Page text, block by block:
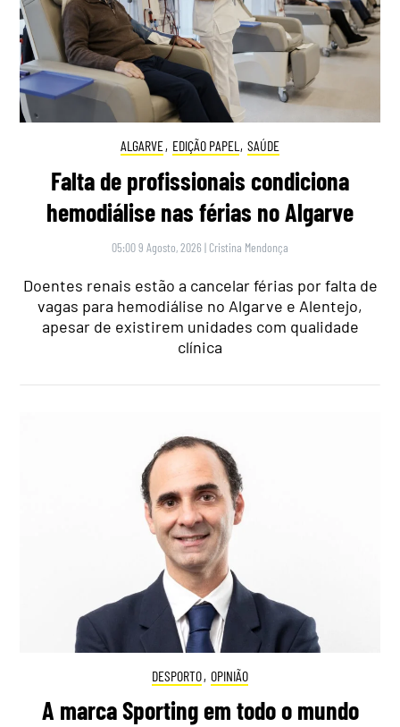
ALGARVE, EDIÇÃO PAPEL , SAÚDE
Falta de profissionais condiciona
hemodiálise nas férias no Algarve
05:00 9 Agosto, 2026 | Cristina Mendonça
Doentes renais estão a cancelar férias por falta de
vagas para hemodiálise no Algarve e Alentejo,
apesar de existirem unidades com qualidade
clínica
DESPORTO, OPINIÃO
A marca Sporting em todo o mundo